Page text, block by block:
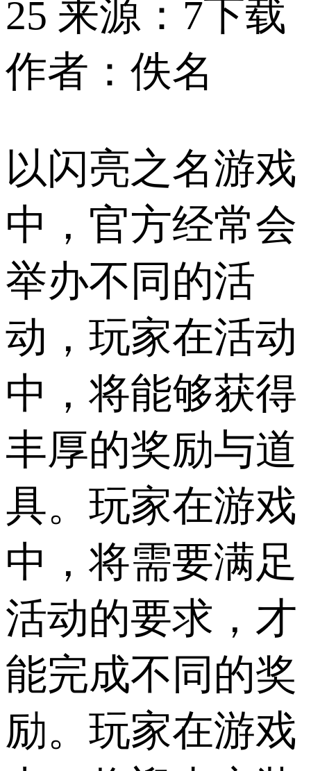
25 来源：7下载
作者：佚名
以闪亮之名游戏
中，官方经常会
举办不同的活
动，玩家在活动
中，将能够获得
丰厚的奖励与道
具。玩家在游戏
中，将需要满足
活动的要求，才
能完成不同的奖
励。玩家在游戏